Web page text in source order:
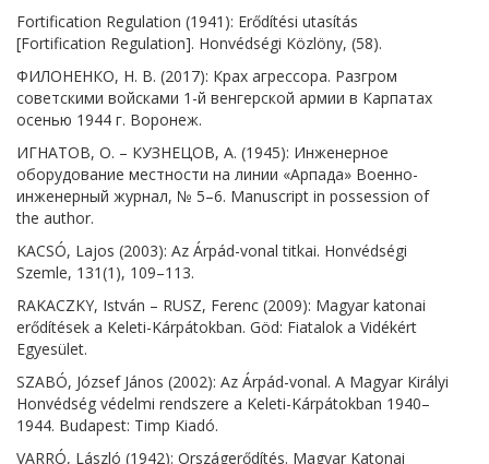
Fortification Regulation (1941): Erődítési utasítás
[Fortification Regulation]. Honvédségi Közlöny, (58).
ФИЛОНЕНКО, Н. В. (2017): Крах агрессора. Разгром
советскими войсками 1-й венгерской армии в Карпатах
осенью 1944 г. Воронеж.
ИГНАТОВ, O. – КУЗНЕЦОВ, A. (1945): Инженерное
оборудование местности на линии «Арпада» Военно-
инженерный журнал, № 5–6. Manuscript in possession of
the author.
KACSÓ, Lajos (2003): Az Árpád-vonal titkai. Honvédségi
Szemle, 131(1), 109–113.
RAKACZKY, István – RUSZ, Ferenc (2009): Magyar katonai
erődítések a Keleti-Kárpátokban. Göd: Fiatalok a Vidékért
Egyesület.
SZABÓ, József János (2002): Az Árpád-vonal. A Magyar Királyi
Honvédség védelmi rendszere a Keleti-Kárpátokban 1940–
1944. Budapest: Timp Kiadó.
VARRÓ, László (1942): Országerődítés. Magyar Katonai